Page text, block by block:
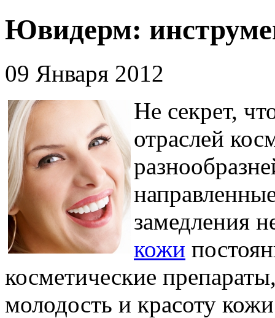
Ювидерм:
09 Января 2012
Не секрет,
отраслей
замедления
кожи
косметические
молодость и красоту